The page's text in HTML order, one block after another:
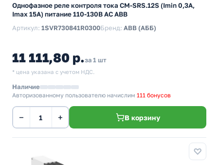
Однофазное реле контроля тока CM-SRS.12S (Imin 0,3А,
Imax 15A) питание 110-130В AC ABB
Артикул: 1SVR730841R0300Бренд: ABB (АББ)
11 111,80 р.за 1 шт
* цена указана с учетом НДС.
Наличие
Авторизованному пользователю начислим 111 бонусов
− + В корзину